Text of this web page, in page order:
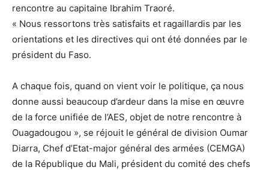
rencontre au capitaine Ibrahim Traoré.
« Nous ressortons très satisfaits et ragaillardis par les
orientations et les directives qui ont été données par le
président du Faso.
A chaque fois, quand on vient voir le politique, ça nous
donne aussi beaucoup d’ardeur dans la mise en œuvre
de la force unifiée de l’AES, objet de notre rencontre à
Ouagadougou », se réjouit le général de division Oumar
Diarra, Chef d’Etat-major général des armées (CEMGA)
de la République du Mali, président du comité des chefs